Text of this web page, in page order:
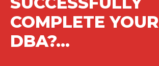
COMPLETE YOUR
DBA?…